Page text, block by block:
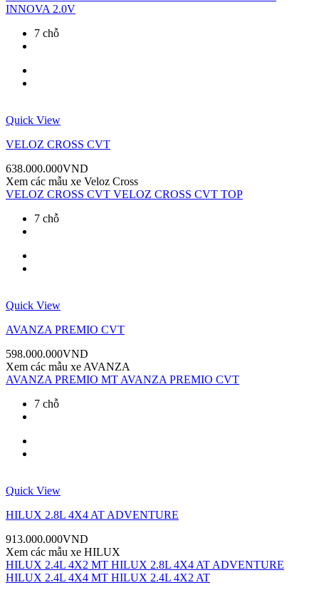
INNOVA 2.0V
7 chỗ
Quick View
VELOZ CROSS CVT
638.000.000VND
Xem các mẫu xe Veloz Cross
VELOZ CROSS CVT VELOZ CROSS CVT TOP
7 chỗ
Quick View
AVANZA PREMIO CVT
598.000.000VND
Xem các mẫu xe AVANZA
AVANZA PREMIO MT AVANZA PREMIO CVT
7 chỗ
Quick View
HILUX 2.8L 4X4 AT ADVENTURE
913.000.000VND
Xem các mẫu xe HILUX
HILUX 2.4L 4X2 MT HILUX 2.8L 4X4 AT ADVENTURE
HILUX 2.4L 4X4 MT HILUX 2.4L 4X2 AT